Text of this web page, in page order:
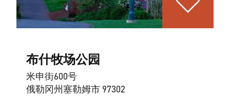
布什牧场公园
米申街600号
俄勒冈州塞勒姆市 97302